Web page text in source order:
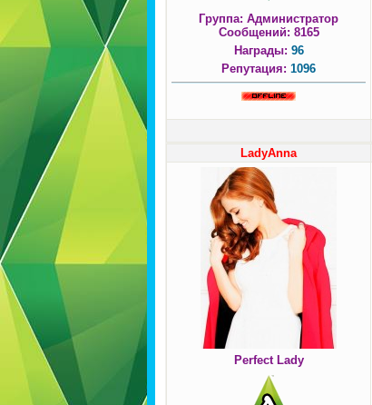
Группа: Администратор
Сообщений: 8165
Награды: 96
Репутация: 1096
LadyAnna
Perfect Lady